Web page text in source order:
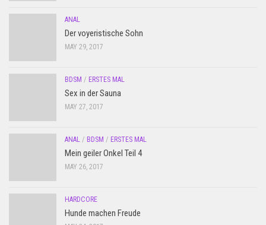
ANAL
Der voyeristische Sohn
MAY 29, 2017
BDSM / ERSTES MAL
Sex in der Sauna
MAY 27, 2017
ANAL / BDSM / ERSTES MAL
Mein geiler Onkel Teil 4
MAY 26, 2017
HARDCORE
Hunde machen Freude